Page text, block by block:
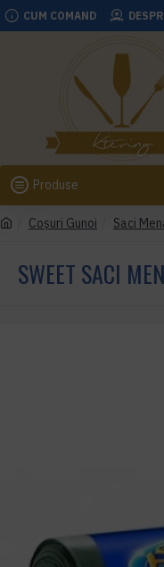
CUM COMAND
Produse
Coşuri Gunoi Saci
SWEET SACI